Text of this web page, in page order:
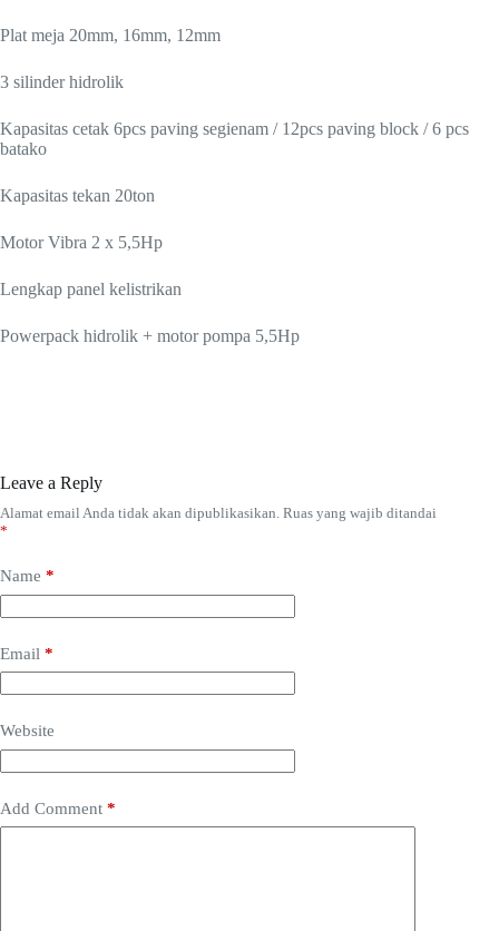
Plat meja 20mm, 16mm, 12mm
3 silinder hidrolik
Kapasitas cetak 6pcs paving segienam / 12pcs paving block / 6 pcs
batako
Kapasitas tekan 20ton
Motor Vibra 2 x 5,5Hp
Lengkap panel kelistrikan
Powerpack hidrolik + motor pompa 5,5Hp
Leave a Reply
Alamat email Anda tidak akan dipublikasikan. Ruas yang wajib ditandai
*
Name *
Email *
Website
Add Comment *